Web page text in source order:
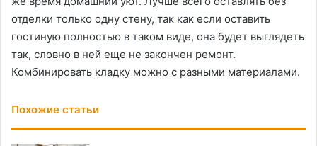
отделки только одну стену, так как если оставить
гостиную полностью в таком виде, она будет выглядеть
так, словно в ней еще не закончен ремонт.
Комбинировать кладку можно с разными материалами.
Похожие статьи